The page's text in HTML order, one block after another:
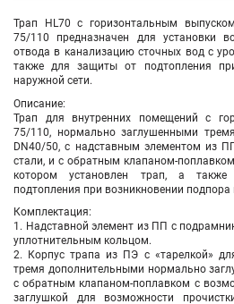
Трап HL70 с горизонтальным
75/110 предназначен для установки
отвода в канализацию сточных вод с
также для защиты от подтопления
наружной сети.
Описание:
Трап для внутренних помещений с
75/110, нормально заглушенными
DN40/50, с надставным элементом из
стали, и с обратным клапаном-
котором установлен трап, а
подтопления при возникновении подпора
Комплектация:
1. Надставной элемент из ПП с
уплотнительным кольцом.
2. Корпус трапа из ПЭ с «тарелкой»
тремя дополнительными нормально
с обратным клапаном-поплавком с
заглушкой для возможности